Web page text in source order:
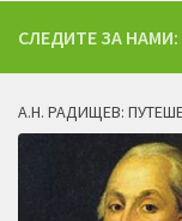
СЛЕДИТЕ ЗА НАМИ:
А.Н. РАДИЩЕВ: